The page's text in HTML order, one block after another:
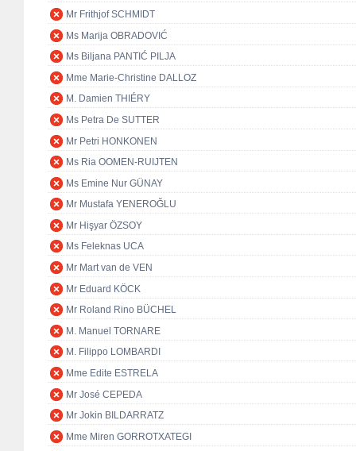
Mr Frithjof SCHMIDT
Ms Marija OBRADOVIĆ
Ms Biljana PANTIĆ PILJA
Mme Marie-Christine DALLOZ
M. Damien THIÉRY
Ms Petra De SUTTER
Mr Petri HONKONEN
Ms Ria OOMEN-RUIJTEN
Ms Emine Nur GÜNAY
Mr Mustafa YENEROĞLU
Mr Hişyar ÖZSOY
Ms Feleknas UCA
Mr Mart van de VEN
Mr Eduard KÖCK
Mr Roland Rino BÜCHEL
M. Manuel TORNARE
M. Filippo LOMBARDI
Mme Edite ESTRELA
Mr José CEPEDA
Mr Jokin BILDARRATZ
Mme Miren GORROTXATEGI